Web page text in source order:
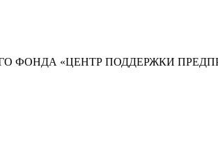
ФОНДА «ЦЕНТР ПОДДЕРЖКИ